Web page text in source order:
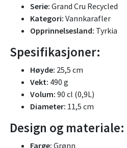
Serie: Grand Cru Recycled
Kategori: Vannkarafler
Opprinnelsesland: Tyrkia
Spesifikasjoner:
Høyde: 25,5 cm
Vekt: 490 g
Volum: 90 cl (0,9L)
Diameter: 11,5 cm
Design og materiale:
Farge: Grønn